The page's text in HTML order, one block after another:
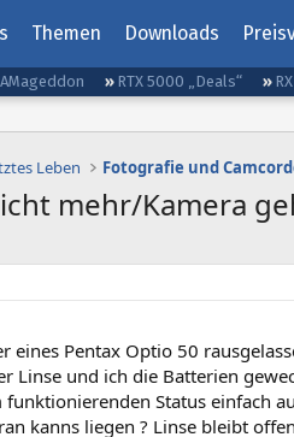
Themen Downloads
RTX 5000 „Deals“
Leben Fotografie und
mehr/Kamera
eines Pentax Optio 50
Linse und ich die Batterien
Status einfach
kanns liegen ? Linse bleibt